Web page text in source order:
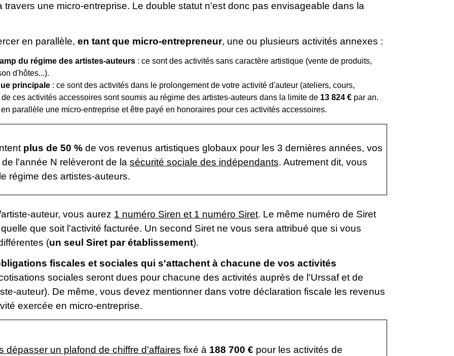
une micro-entreprise. Le double statut n'est donc pas envisageable dans la
en parallèle, en tant que micro-entrepreneur, une ou plusieurs activités annexes :
du régime des artistes-auteurs : ce sont des activités sans caractère artistique (vente de produits,
d'hôtes...).
principale : ce sont des activités dans le prolongement de votre activité d'auteur (ateliers, cours,
ces activités accessoires sont soumis au régime des artistes-auteurs dans la limite de 13 824 € par an.
parallèle une micro-entreprise et être payé en honoraires pour ces activités accessoires.
plus de 50 % de vos revenus artistiques globaux pour les 3 dernières années, vos
l'année N relèveront de la sécurité sociale des indépendants. Autrement dit, vous
régime des artistes-auteurs.
auteur, vous aurez 1 numéro Siren et 1 numéro Siret. Le même numéro de Siret
que soit l'activité facturée. Un second Siret ne vous sera attribué que si vous
(un seul Siret par établissement).
fiscales et sociales qui s'attachent à chacune de vos activités
sociales seront dues pour chacune des activités auprès de l'Urssaf et de
auteur). De même, vous devez mentionner dans votre déclaration fiscale les revenus
exercée en micro-entreprise.
dépasser un plafond de chiffre d'affaires fixé à 188 700 € pour les activités de